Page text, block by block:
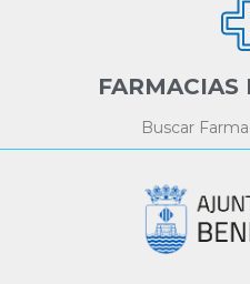
FARMACIAS
Buscar